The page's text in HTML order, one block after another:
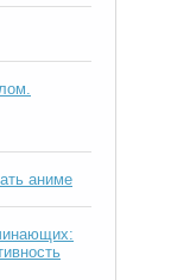
аниме